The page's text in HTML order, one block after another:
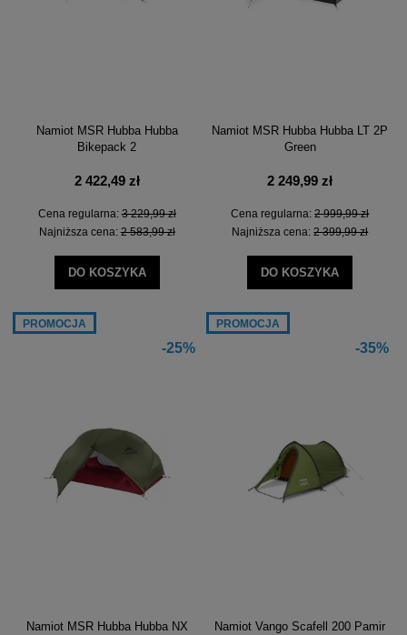
Namiot MSR Hubba Hubba
Bikepack 2
2 422,49 zł
Cena regularna:3 229,99 zł
Najniższa cena:2 583,99 zł
DO KOSZYKA
Namiot MSR Hubba Hubba LT 2P
Green
2 249,99 zł
Cena regularna:2 999,99 zł
Najniższa cena:2 399,99 zł
DO KOSZYKA
-25%
Namiot MSR Hubba Hubba NX
PROMOCJA
-35%
Namiot Vango Scafell 200 Pamir
PROMOCJA